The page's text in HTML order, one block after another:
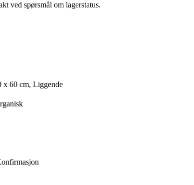
ved spørsmål om lagerstatus.
x 60 cm, Liggende